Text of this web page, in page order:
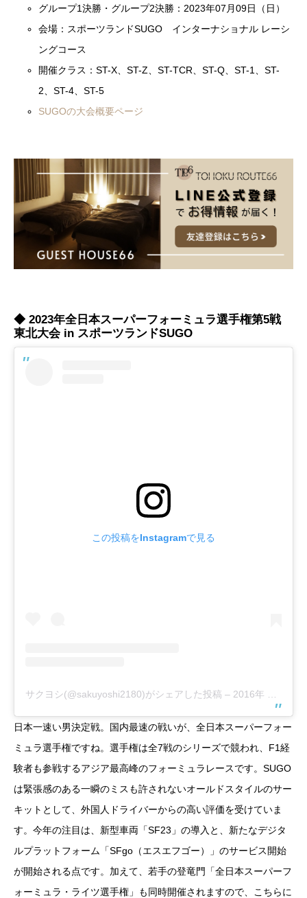
グループ1決勝・グループ2決勝：2023年07月09日（日）
会場：スポーツランドSUGO インターナショナル レーシ
ングコース
開催クラス：ST-X、ST-Z、ST-TCR、ST-Q、ST-1、ST-
2、ST-4、ST-5
SUGOの大会概要ページ
◆ 2023年全日本スーパーフォーミュラ選手権第5戦
東北大会 in スポーツランドSUGO
この投稿をInstagramで見る
サクヨシ(@sakuyoshi2180)がシェアした投稿 – 2016年 2月月8日午前5時01分PST
日本一速い男決定戦。国内最速の戦いが、全日本スーパーフォー
ミュラ選手権ですね。選手権は全7戦のシリーズで競われ、F1経
験者も参戦するアジア最高峰のフォーミュラレースです。SUGO
は緊張感のある一瞬のミスも許されないオールドスタイルのサー
キットとして、外国人ドライバーからの高い評価を受けていま
す。今年の注目は、新型車両「SF23」の導入と、新たなデジタ
ルプラットフォーム「SFgo（エスエフゴー）」のサービス開始
が開始される点です。加えて、若手の登竜門「全日本スーパーフ
ォーミュラ・ライツ選手権」も同時開催されますので、こちらに